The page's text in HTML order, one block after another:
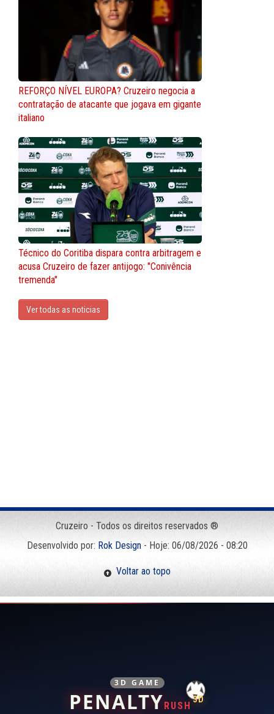
REFORÇO NÍVEL EUROPA? Cruzeiro negocia a
contratação de atacante que jogava em gigante
italiano
Técnico do Coritiba dispara contra arbitragem e
acusa Cruzeiro de fazer antijogo: "Conivência
tremenda"
Ver todas as noticias
Cruzeiro - Todos os direitos reservados ®
Desenvolvido por: Rok Design- Hoje: 06/08/2026 - 08:20
Voltar ao topo
3D GAME
PENALTYRUSH
3D